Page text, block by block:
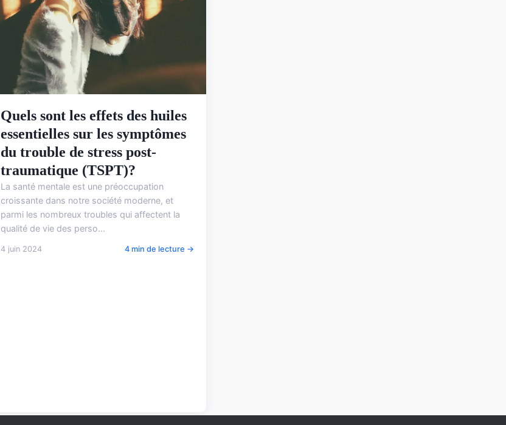
Quels sont les effets des huiles
essentielles sur les symptômes
du trouble de stress post-
traumatique (TSPT)?
La santé mentale est une préoccupation
croissante dans notre société moderne, et
parmi les nombreux troubles qui affectent la
qualité de vie des perso...
4 juin 2024 4 min de lecture →